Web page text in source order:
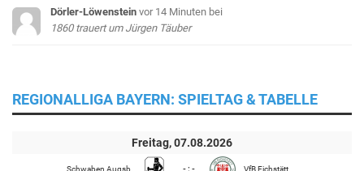
Dörler-Löwenstein vor 14 Minuten bei
1860 trauert um Jürgen Täuber
REGIONALLIGA BAYERN: SPIELTAG & TABELLE
Freitag, 07.08.2026
Schwaben Augsb. - : - VfB Eichstätt